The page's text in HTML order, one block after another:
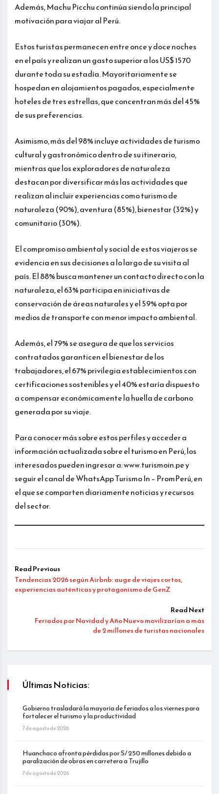
Además, Machu Picchu continúa siendo la principal
motivación para viajar al Perú.
Estos turistas permanecen entre once y doce noches
en el país y realizan un gasto superior a los US$ 1570
durante toda su estadía. Mayoritariamente se
hospedan en alojamientos pagados, especialmente
hoteles de tres estrellas, que concentran más del 45%
de sus preferencias.
Asimismo, más del 98% incluye actividades de turismo
cultural y gastronómico dentro de su itinerario,
mientras que los exploradores de naturaleza
destacan por diversificar más las actividades que
realizan al incluir experiencias como turismo de
naturaleza (90%), aventura (85%), bienestar (32%) y
comunitario (30%).
El compromiso ambiental y social de estos viajeros se
evidencia en sus decisiones a lo largo de su visita al
país. El 88% busca mantener un contacto directo con la
naturaleza, el 63% participa en iniciativas de
conservación de áreas naturales y el 59% opta por
medios de transporte con menor impacto ambiental.
Además, el 79% se asegura de que los servicios
contratados garanticen el bienestar de los
trabajadores, el 67% privilegia establecimientos con
certificaciones sostenibles y el 40% estaría dispuesto
a compensar económicamente la huella de carbono
generada por su viaje.
Para conocer más sobre estos perfiles y acceder a
información actualizada sobre el turismo en Perú, los
interesados pueden ingresar a: www.turismoin.pe y
seguir el canal de WhatsApp Turismo In – PromPerú, en
el que se comparten diariamente noticias y recursos
del sector.
Read Previous
Tendencias 2026 según Airbnb: auge de viajes cortos,
experiencias auténticas y protagonismo de GenZ
Read Next
Feriados por Navidad y Año Nuevo movilizarían a más
de 2 millones de turistas nacionales
Últimas Noticias:
Gobierno trasladará la mayoría de feriados a los viernes para
fortalecer el turismo y la productividad
7 de agosto de 2026
Huanchaco afronta pérdidas por S/ 250 millones debido a
paralización de obras en carretera a Trujillo
7 de agosto de 2026